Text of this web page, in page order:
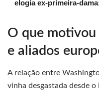
elogia ex-primeira-
O que
e aliados
A relação entre
vinha desgastada desde